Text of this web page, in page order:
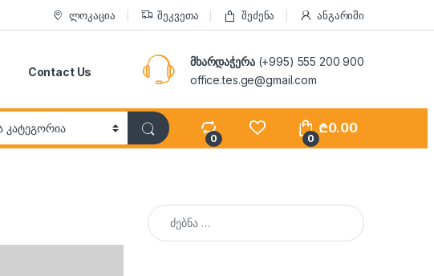
ლოკაცია შეკვეთა შეძენა ანგარიში
Contact Us
მხარდაჭერა(+995) 555 200 900
office.tes.ge@gmail.com
0 0
₾0.00
ძებნა: